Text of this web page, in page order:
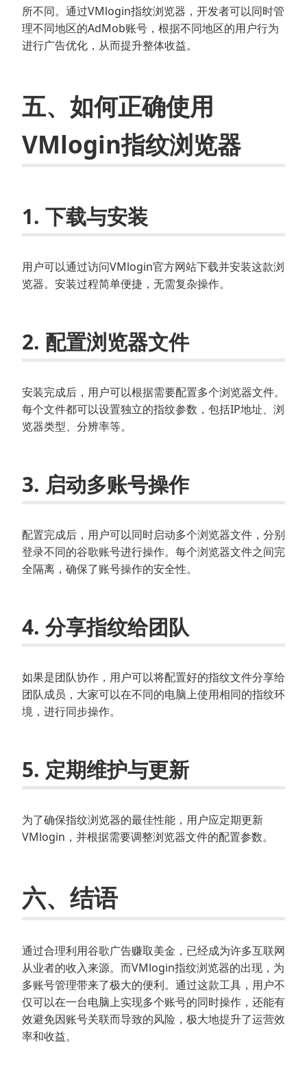
所不同。通过VMlogin指纹浏览器，开发者可以同时管
理不同地区的AdMob账号，根据不同地区的用户行为
进行广告优化，从而提升整体收益。
五、如何正确使用
VMlogin指纹浏览器
1. 下载与安装
用户可以通过访问VMlogin官方网站下载并安装这款浏
览器。安装过程简单便捷，无需复杂操作。
2. 配置浏览器文件
安装完成后，用户可以根据需要配置多个浏览器文件。
每个文件都可以设置独立的指纹参数，包括IP地址、浏
览器类型、分辨率等。
3. 启动多账号操作
配置完成后，用户可以同时启动多个浏览器文件，分别
登录不同的谷歌账号进行操作。每个浏览器文件之间完
全隔离，确保了账号操作的安全性。
4. 分享指纹给团队
如果是团队协作，用户可以将配置好的指纹文件分享给
团队成员，大家可以在不同的电脑上使用相同的指纹环
境，进行同步操作。
5. 定期维护与更新
为了确保指纹浏览器的最佳性能，用户应定期更新
VMlogin，并根据需要调整浏览器文件的配置参数。
六、结语
通过合理利用谷歌广告赚取美金，已经成为许多互联网
从业者的收入来源。而VMlogin指纹浏览器的出现，为
多账号管理带来了极大的便利。通过这款工具，用户不
仅可以在一台电脑上实现多个账号的同时操作，还能有
效避免因账号关联而导致的风险，极大地提升了运营效
率和收益。